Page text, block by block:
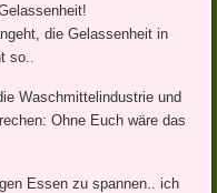
die Gelassenheit in
so..
Waschmittelindustrie und
Ohne Euch wäre das
Essen zu spannen.. ich